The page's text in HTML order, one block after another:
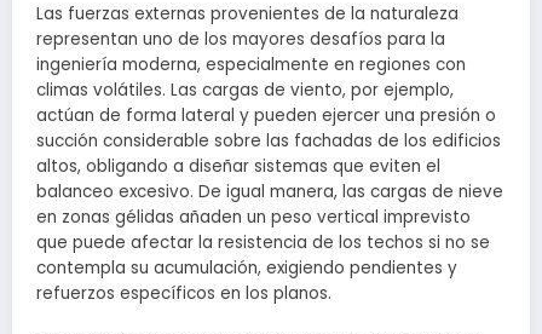
Las fuerzas externas provenientes de la naturaleza
representan uno de los mayores desafíos para la
ingeniería moderna, especialmente en regiones con
climas volátiles. Las cargas de viento, por ejemplo,
actúan de forma lateral y pueden ejercer una presión o
succión considerable sobre las fachadas de los edificios
altos, obligando a diseñar sistemas que eviten el
balanceo excesivo. De igual manera, las cargas de nieve
en zonas gélidas añaden un peso vertical imprevisto
que puede afectar la resistencia de los techos si no se
contempla su acumulación, exigiendo pendientes y
refuerzos específicos en los planos.